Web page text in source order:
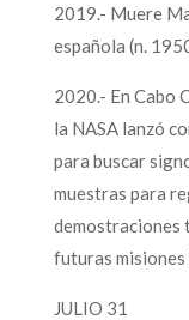
2019.- Muere
española (n.
2020.- En Cabo
la NASA lanzó
para buscar
muestras para
demostraciones
futuras misiones
JULIO 31